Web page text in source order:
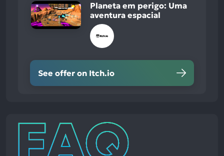
Planeta em perigo: Uma
aventura espacial
See offer on Itch.io